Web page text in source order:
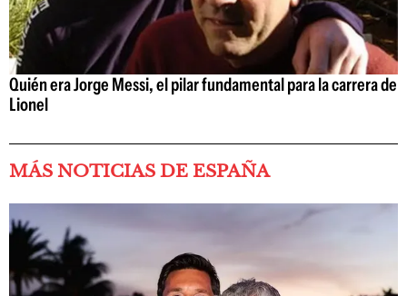
Quién era Jorge Messi, el pilar fundamental para la carrera de
Lionel
MÁS NOTICIAS DE ESPAÑA